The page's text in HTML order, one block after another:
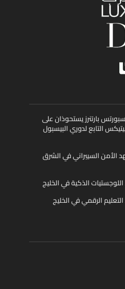
بارتنرز يستحوذان على
التابع لدوري البيسبول
الأمن السيبراني في الشرق
الرقمي في الخليج